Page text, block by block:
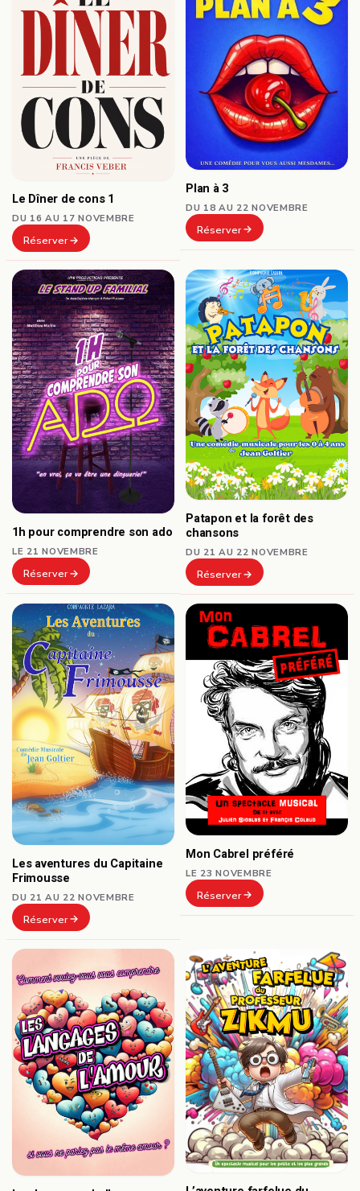
Le Dîner de cons 1
DU 16 AU 17 NOVEMBRE
Réserver
Plan à 3
DU 18 AU 22 NOVEMBRE
Réserver
1h pour comprendre son ado
LE 21 NOVEMBRE
Réserver
Patapon et la forêt des
chansons
DU 21 AU 22 NOVEMBRE
Réserver
Les aventures du Capitaine
Frimousse
DU 21 AU 22 NOVEMBRE
Réserver
Mon Cabrel préféré
LE 23 NOVEMBRE
Réserver